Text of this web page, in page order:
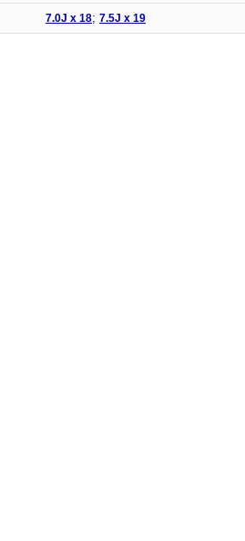
7.0J x 18; 7.5J x 19